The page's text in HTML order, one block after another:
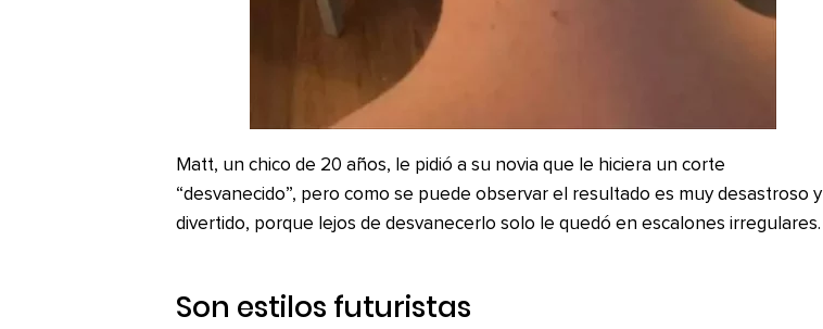
Matt, un chico de 20 años, le pidió a su novia que le hiciera un corte
“desvanecido”, pero como se puede observar el resultado es muy desastroso y
divertido, porque lejos de desvanecerlo solo le quedó en escalones irregulares.
Son estilos futuristas